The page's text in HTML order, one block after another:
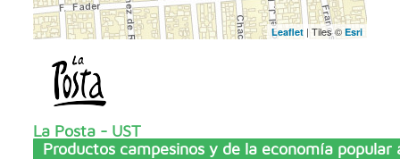
Leaflet| Tiles © Esri
La Posta - UST
Productos campesinos y de la economía popular